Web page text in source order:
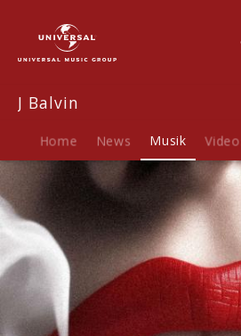
Musik
Triple
J Balvin
Home News Musik